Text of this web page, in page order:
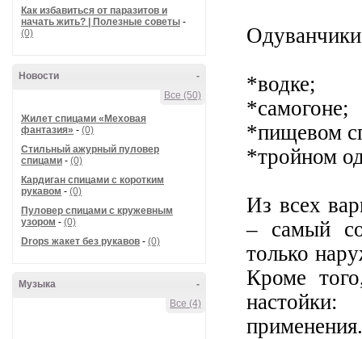
Как избавиться от паразитов и
начать жить? | Полезные советы -
(0)
-
Новости
Все (50)
Жилет спицами «Меховая
фантазия» - (0)
Стильный ажурный пуловер
спицами - (0)
Кардиган спицами с коротким
рукавом - (0)
Пуловер спицами с кружевным
узором - (0)
Drops жакет без рукавов - (0)
-
Музыка
Все (4)
Одуванчики
*водке;
*самогоне;
*пищевом
*тройном
Из всех
– самый
только
Кроме
применения.